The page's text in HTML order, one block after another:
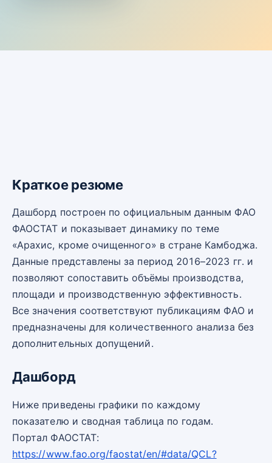
Краткое резюме
Дашборд построен по официальным данным ФАО
ФАОСТАТ и показывает динамику по теме
«Арахис, кроме очищенного» в стране Камбоджа.
Данные представлены за период 2016–2023 гг. и
позволяют сопоставить объёмы производства,
площади и производственную эффективность.
Все значения соответствуют публикациям ФАО и
предназначены для количественного анализа без
дополнительных допущений.
Дашборд
Ниже приведены графики по каждому
показателю и сводная таблица по годам.
Портал ФАОСТАТ:
https://www.fao.org/faostat/en/#data/QCL?